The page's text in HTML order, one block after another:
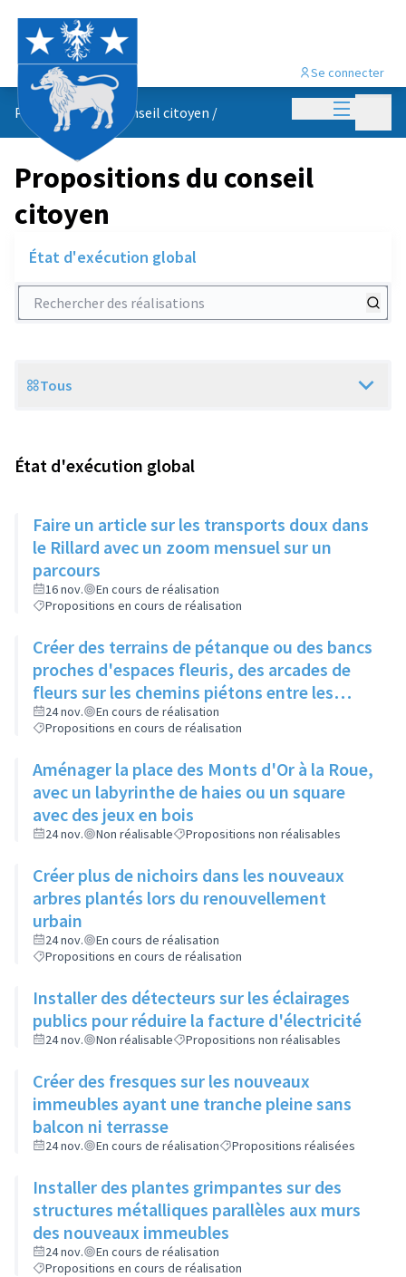
Menu
Se connecter
Propositions du conseil citoyen /
Propositions du conseil
citoyen
État d'exécution global
Rechercher des réalisations
Scope
Tous
État d'exécution global
Faire un article sur les transports doux dans
le Rillard avec un zoom mensuel sur un
parcours
16 nov.
En cours de réalisation
Propositions en cours de réalisation
Créer des terrains de pétanque ou des bancs
proches d'espaces fleuris, des arcades de
fleurs sur les chemins piétons entre les
immeubles
24 nov.
En cours de réalisation
Propositions en cours de réalisation
Aménager la place des Monts d'Or à la Roue,
avec un labyrinthe de haies ou un square
avec des jeux en bois
24 nov. Non réalisable Propositions non réalisables
Créer plus de nichoirs dans les nouveaux
arbres plantés lors du renouvellement
urbain
24 nov.
En cours de réalisation
Propositions en cours de réalisation
Installer des détecteurs sur les éclairages
publics pour réduire la facture d'électricité
24 nov. Non réalisable Propositions non réalisables
Créer des fresques sur les nouveaux
immeubles ayant une tranche pleine sans
balcon ni terrasse
24 nov. En cours de réalisation Propositions réalisées
Installer des plantes grimpantes sur des
structures métalliques parallèles aux murs
des nouveaux immeubles
24 nov.
En cours de réalisation
Propositions en cours de réalisation